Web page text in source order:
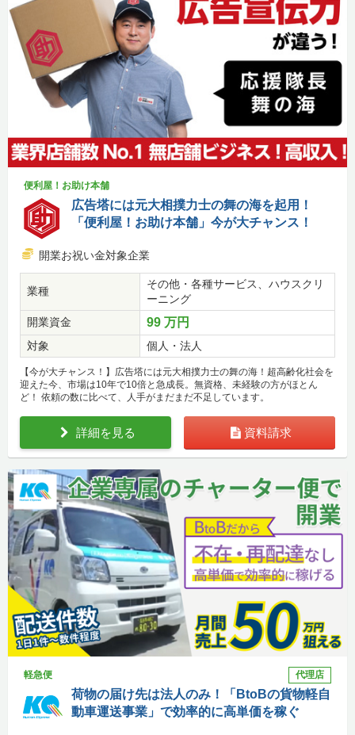
便利屋！お助け本舗
広告塔には元大相撲力士の舞の海を起用！
「便利屋！お助け本舗」今が大チャンス！
開業お祝い金対象企業
業種
その他・各種サービス、ハウスクリ
ーニング
開業資金
99 万円
対象 個人・法人
【今が大チャンス！】広告塔には元大相撲力士の舞の海！超高齢化社会を
迎えた今、市場は10年で10倍と急成長。無資格、未経験の方がほとん
ど！ 依頼の数に比べて、人手がまだまだ不足しています。
詳細を見る 資料請求
軽急便 代理店
荷物の届け先は法人のみ！「BtoBの貨物軽自
動車運送事業」で効率的に高単価を稼ぐ